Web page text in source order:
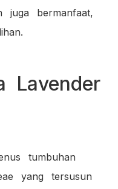
bermanfaat,
Lavender
tumbuhan
yang tersusun